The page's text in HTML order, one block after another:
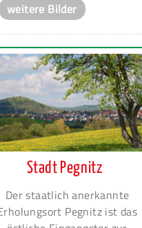
weitere Bilder
Stadt Pegnitz
Der staatlich anerkannte
Pegnitz ist das